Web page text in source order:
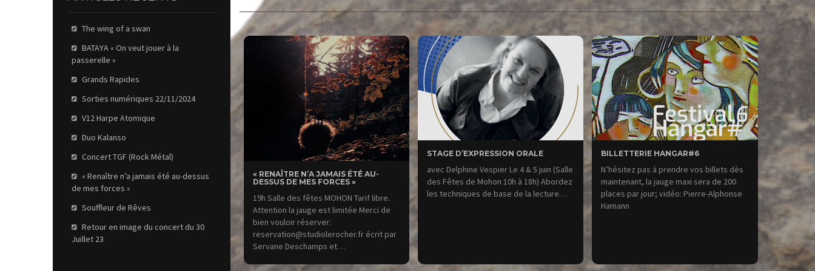
« RENAÎTRE N’A JAMAIS ÉTÉ AU-
DESSUS DE MES FORCES »
19h Salle des fêtes MOHON Tarif libre.
Attention la jauge est limitée Merci de
bien vouloir réserver:
reservation@studiolerocher.fr écrit par
Servane Deschamps et…
STAGE D’EXPRESSION ORALE
avec Delphine Vespier Le 4 & 5 juin (Salle
des Fêtes de Mohon 10h à 18h) Abordez
les techniques de base de la lecture…
BILLETTERIE HANGAR#6
N’hésitez pas à prendre vos billets dès
maintenant, la jauge maxi sera de 200
places par jour; vidéo: Pierre-Alphonse
Hamann
The wing of a swan
BATAYA « On veut jouer à la
passerelle »
Grands Rapides
Sorties numériques 22/11/2024
V12 Harpe Atomique
Duo Kalanso
Concert TGF (Rock Métal)
« Renaître n’a jamais été au-dessus
de mes forces »
Souffleur de Rêves
Retour en image du concert du 30
Juillet 23